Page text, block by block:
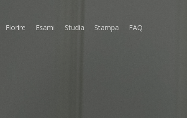
Fiorire Esami Studia Stampa FAQ